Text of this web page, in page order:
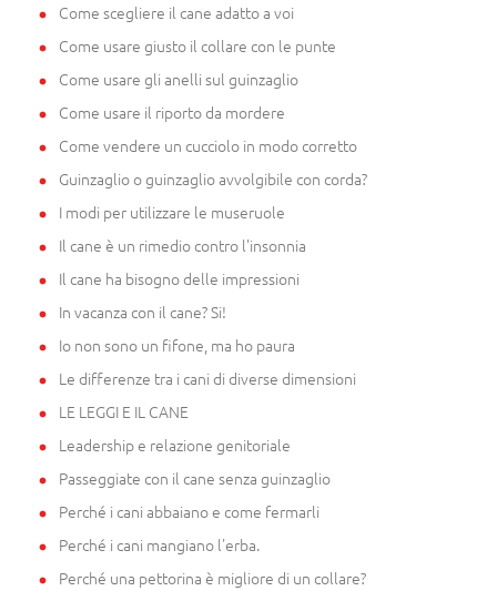
Come scegliere il cane adatto a voi
Come usare giusto il collare con le punte
Come usare gli anelli sul guinzaglio
Come usare il riporto da mordere
Come vendere un cucciolo in modo corretto
Guinzaglio o guinzaglio avvolgibile con corda?
I modi per utilizzare le museruole
Il cane è un rimedio contro l'insonnia
Il cane ha bisogno delle impressioni
In vacanza con il cane? Si!
Io non sono un fifone, ma ho paura
Le differenze tra i cani di diverse dimensioni
LE LEGGI E IL CANE
Leadership e relazione genitoriale
Passeggiate con il cane senza guinzaglio
Perché i cani abbaiano e come fermarli
Perché i cani mangiano l'erba.
Perché una pettorina è migliore di un collare?